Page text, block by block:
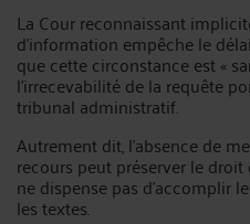
La Cour reconnaissant
d'information empêche le
que cette circonstance est «
l'irrecevabilité de la requête
tribunal administratif.
Autrement dit, l'absence de
recours peut préserver le
ne dispense pas d'accomplir
les textes.